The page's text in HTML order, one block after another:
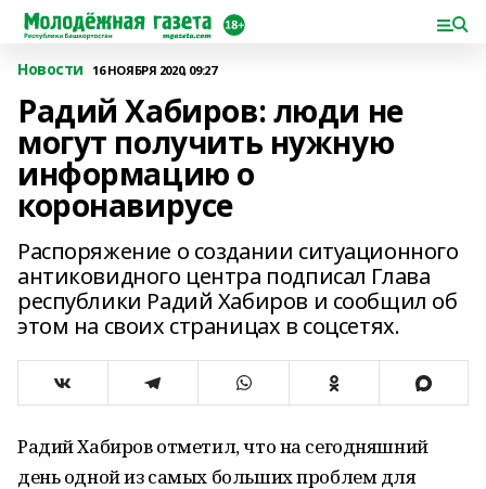
Новости 16 НОЯБРЯ 2020, 09:27
Радий Хабиров: люди не
могут получить нужную
информацию о
коронавирусе
Распоряжение о создании ситуационного
антиковидного центра подписал Глава
республики Радий Хабиров и сообщил об
этом на своих страницах в соцсетях.
Радий Хабиров отметил, что на сегодняшний
день одной из самых больших проблем для